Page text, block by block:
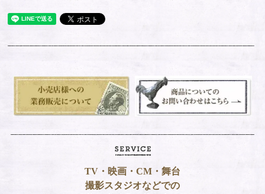
TV・映画・CM・舞台
撮影スタジオなどでの